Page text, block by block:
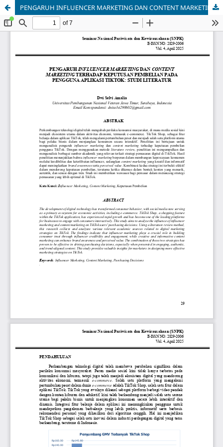
PENGARUH INFLUENCER MARKETING DAN CONTENT MARKETING TERHADAP KEPUTUSAN PEMBELIAN PADA PENGGUNA APLIKASI TIKTOK: STUDI LITERATUR